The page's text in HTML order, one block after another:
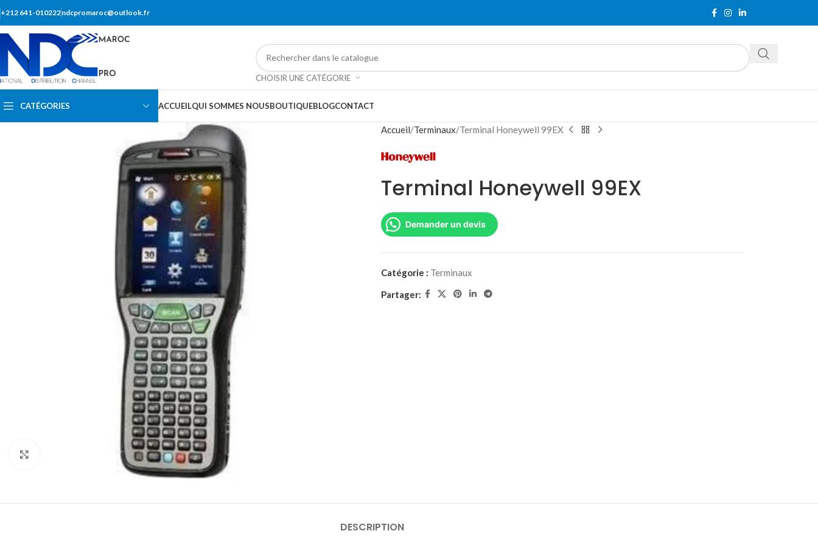
+212 641-010222ndcpromaroc@outlook.fr
CHOISIR UNE CATÉGORIE
CATÉGORIES ACCUEILQUI SOMMES NOUSBOUTIQUEBLOGCONTACT
Accueil Terminaux Terminal Honeywell 99EX
Terminal Honeywell 99EX
Demander un devis
Catégorie : Terminaux
Partager:
DESCRIPTION